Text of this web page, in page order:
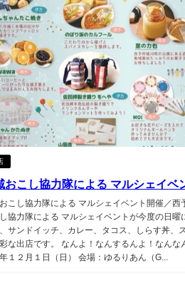
おこし協力隊による マルシェイベ
こし協力隊による マルシェイベント開催／西
協力隊による マルシェイベントが今度の日曜
サンドイッチ、カレー、タコス、しらす丼、
な出店です。 なんよ！なんするんよ！なんな
１２月１日（日） 会場：ゆるりあん（G...